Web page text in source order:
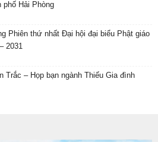
phố Hải Phòng
Phiên thứ nhất Đại hội đại biểu Phật giáo
2031
Trắc – Họp bạn ngành Thiếu Gia đình